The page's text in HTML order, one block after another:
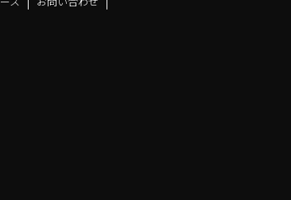
ペースfacebook